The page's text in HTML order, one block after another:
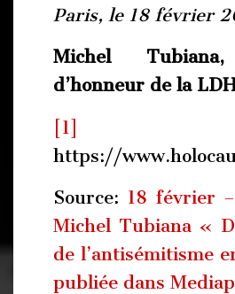
Paris, le 18 février
Michel
d’honneur de la
[1]
https://
Source: 18 février
Michel Tubiana «
de l’antisémitisme
publiée dans